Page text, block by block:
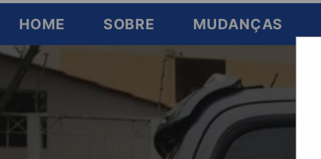
HOME SOBRE MUDANÇAS